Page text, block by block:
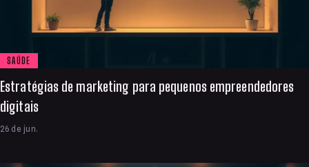
SAÚDE
Estratégias de marketing para pequenos empreendedores
digitais
26 de jun.